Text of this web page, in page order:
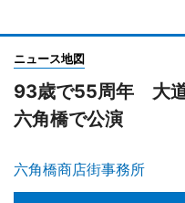
ニュース地図
93歳で55周年 大
六角橋で公演
六角橋商店街事務所